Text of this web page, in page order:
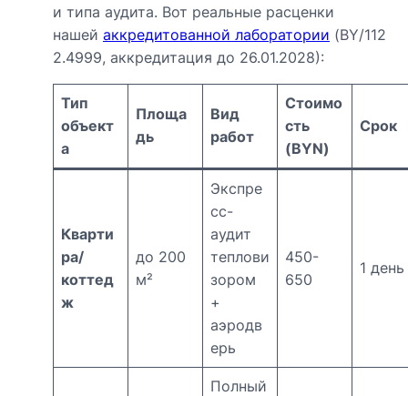
и типа аудита. Вот реальные расценки
нашей аккредитованной лаборатории (BY/112
2.4999, аккредитация до 26.01.2028):
Тип
объект
а
Площа
дь
Вид
работ
Стоимо
сть
(BYN)
Срок
Кварти
ра/
коттед
ж
до 200
м²
Экспре
сс-
аудит
теплови
зором
+
аэродв
ерь
450-
650
1 день
Полный